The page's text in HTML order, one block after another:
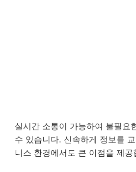
실시간 소통이 가능하여 불필요
수 있습니다. 신속하게 정보를
니스 환경에서도 큰 이점을 제공